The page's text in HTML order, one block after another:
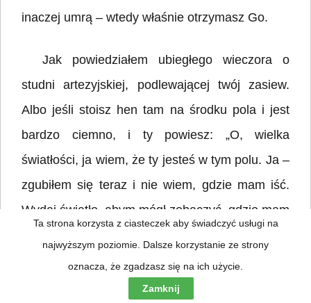
inaczej umrą – wtedy właśnie otrzymasz Go.
Jak powiedziałem ubiegłego wieczora o
studni artezyjskiej, podlewającej twój zasiew.
Albo jeśli stoisz hen tam na środku pola i jest
bardzo ciemno, i ty powiesz: „O, wielka
światłości, ja wiem, że ty jesteś w tym polu. Ja –
zgubiłem się teraz i nie wiem, gdzie mam iść.
Wydaj światło, abym mógł zobaczyć, gdzie mam
to pole.” To jest prawdą. Tak jest. Tutaj w tym
pomieszczeniu jest dosyć elektryczności, by go
Ta strona korzysta z ciasteczek aby świadczyć usługi na
najwyższym poziomie. Dalsze korzystanie ze strony
oznacza, że zgadzasz się na ich użycie.
Zamknij